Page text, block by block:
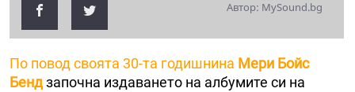
Автор: MySound.bg
По повод своята 30-та годишнина Мери Бойс
Бендзапочна издаването на албумите си на